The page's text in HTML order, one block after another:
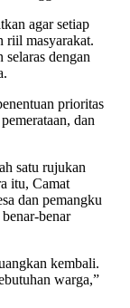
agar setiap
riil masyarakat.
selaras dengan
prioritas
dan
satu rujukan
itu, Camat
dan pemangku
benar
kembali.
warga,”